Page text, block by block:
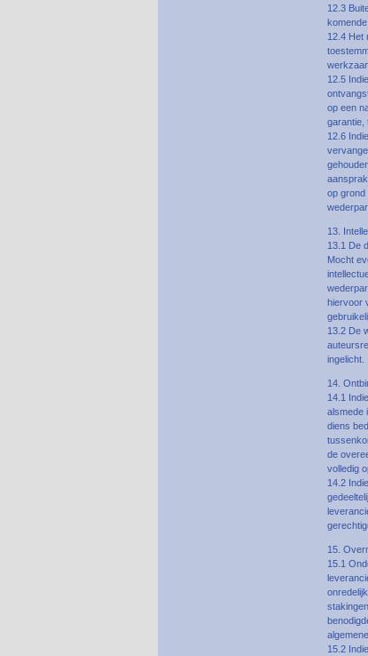
12.3
komende
12.4 Het
12.5
op een
garantie,
12.6
op grond
13.
13.1 De
Mocht
hiervoor
13.2 De
ingelicht.
14.
14.1
alsmede
diens
de
volledig
14.2
15.
15.1
15.2